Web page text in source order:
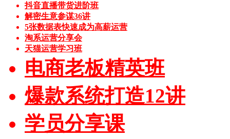
抖音直播带货进阶班
解密生意参谋36讲
5张数据表快速成为高薪运营
淘系运营分享会
天猫运营学习班
电商老板精英班
爆款系统打造12讲
学员分享课